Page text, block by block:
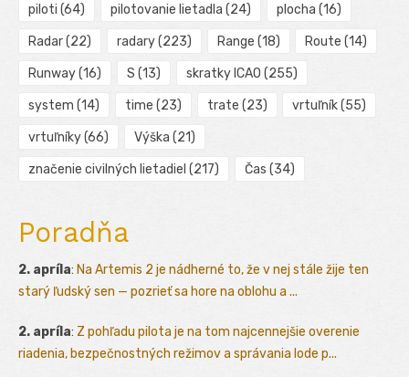
piloti (64) pilotovanie lietadla (24) plocha (16)
Radar(22) radary(223) Range (18) Route (14)
Runway(16) S (13) skratky ICAO (255)
system (14) time (23) trate (23) vrtuľník(55)
vrtuľníky(66) Výška (21)
značenie civilných lietadiel (217) Čas (34)
Poradňa
2. apríla: Na Artemis 2 je nádherné to, že v nej stále žije ten
starý ľudský sen — pozrieť sa hore na oblohu a ...
2. apríla: Z pohľadu pilota je na tom najcennejšie overenie
riadenia, bezpečnostných režimov a správania lode p...